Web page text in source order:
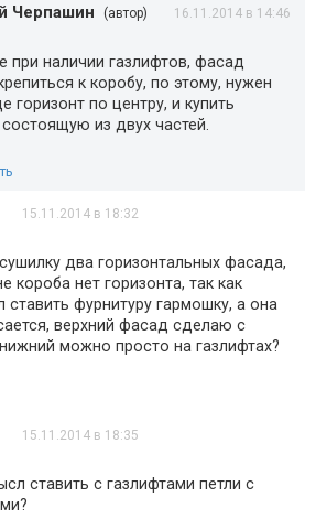
Черпашин (автор) 16.11.2014 в 14:46
при наличии газлифтов, фасад
к коробу, по этому, нужен
горизонт по центру, и купить
из двух частей.
15.11.2014 в 18:32
два горизонтальных фасада,
короба нет горизонта, так как
ставить фурнитуру гармошку, а она
верхний фасад сделаю с
можно просто на газлифтах?
15.11.2014 в 18:35
ставить с газлифтами петли с